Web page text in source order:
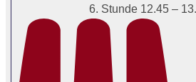
6. Stunde 12.45 –